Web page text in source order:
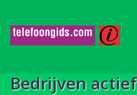
Bedrijven